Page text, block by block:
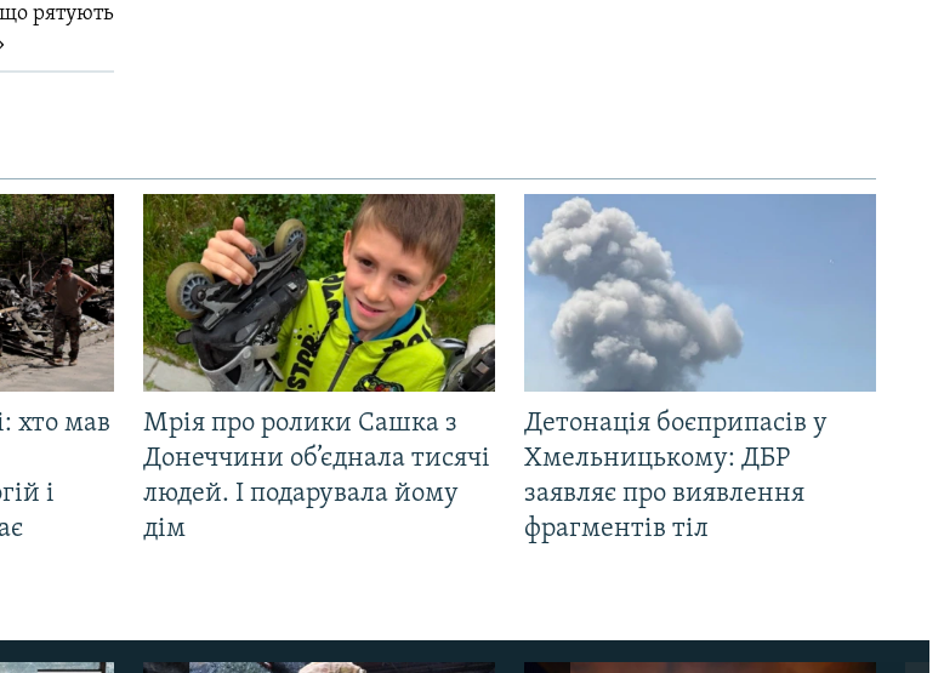
рятують
хто мав
і
Мрія про ролики Сашка з
Донеччини об’єднала тисячі
людей. І подарувала йому
дім
Детонація боєприпасів у
Хмельницькому: ДБР
заявляє про виявлення
фрагментів тіл